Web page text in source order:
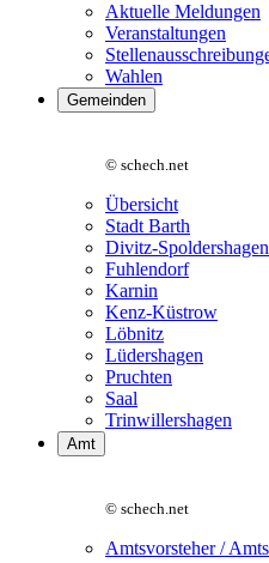
Aktuelle Meldungen
Veranstaltungen
Wahlen
Gemeinden
© schech.net
Übersicht
Stadt Barth
Divitz-Spoldershagen
Fuhlendorf
Karnin
Kenz-Küstrow
Löbnitz
Lüdershagen
Pruchten
Saal
Trinwillershagen
Amt
© schech.net
Amtsvorsteher /